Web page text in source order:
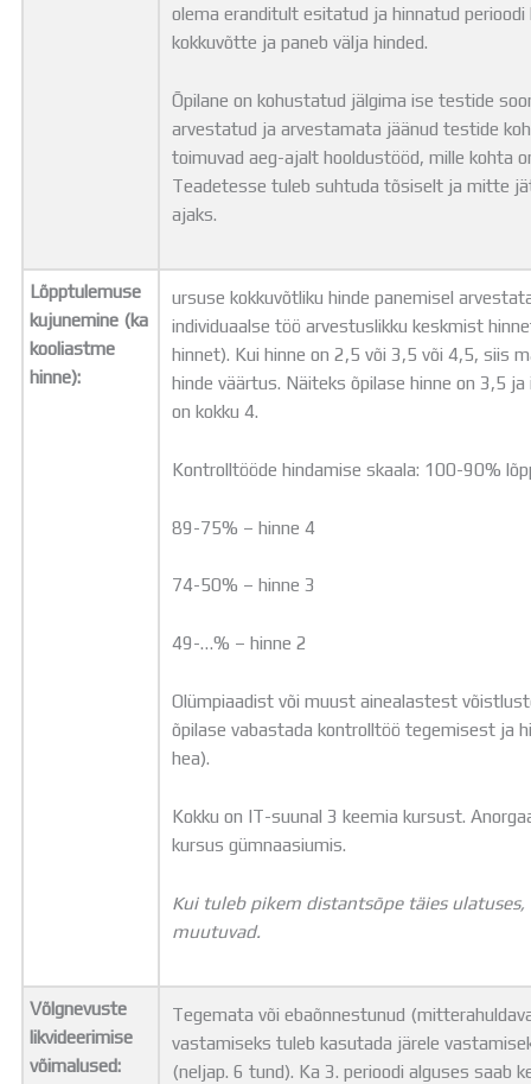
olema eranditult esitatud ja hinnatud
kokkuvõtte ja paneb välja hinded.
Õpilane on kohustatud jälgima ise testide
arvestatud ja arvestamata jäänud testide
toimuvad aeg-ajalt hooldustööd, mille kohta
Teadetesse tuleb suhtuda tõsiselt ja mitte
ajaks.
Lõpptulemuse
kujunemine (ka
kooliastme
hinne):
ursuse kokkuvõtliku hinde panemisel
individuaalse töö arvestuslikku keskmist
hinnet). Kui hinne on 2,5 või 3,5 või 4,5, siis
hinde väärtus. Näiteks õpilase hinne on 3,5
on kokku 4.
Kontrolltööde hindamise skaala: 100-90%
89-75% – hinne 4
74-50% – hinne 3
49-…% – hinne 2
Olümpiaadist või muust ainealastest
õpilase vabastada kontrolltöö tegemisest ja
hea).
Kokku on IT-suunal 3 keemia kursust.
kursus gümnaasiumis.
Kui tuleb pikem distantsõpe täies
muutuvad.
Võlgnevuste
likvideerimise
võimalused:
Tegemata või ebaõnnestunud
vastamiseks tuleb kasutada järele
(neljap. 6 tund). Ka 3. perioodi alguses saab